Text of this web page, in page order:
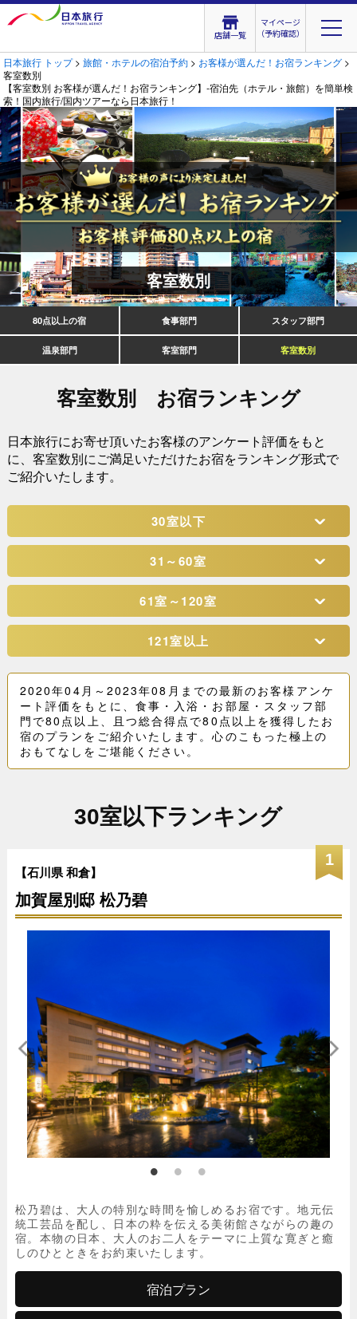
店舗一覧
マイページ
（予約確認）
日本旅行 トップ>旅館・ホテルの宿泊予約 > お客様が選んだ！お宿ランキング >
客室数別
【客室数別 お客様が選んだ！お宿ランキング】‐宿泊先（ホテル・旅館）を簡単検
索！国内旅行/国内ツアーなら日本旅行！
客室数別
80点以上の宿 食事部門 スタッフ部門
温泉部門 客室部門 客室数別
客室数別 お宿ランキング
日本旅行にお寄せ頂いたお客様のアンケート評価をもと
に、 客室数別にご満足いただけたお宿をランキング形式で
ご紹介いたします。
30室以下
31～60室
61室～120室
121室以上
2020年04月～2023年08月までの最新のお客様アンケ
ート評価をもとに、食事・入浴・お部屋・スタッフ部
門で80点以上、且つ総合得点で80点以上を獲得したお
宿のプランをご紹介いたします。心のこもった極上の
おもてなしをご堪能ください。
30室以下ランキング
1
【石川県 和倉】
加賀屋別邸 松乃碧
松乃碧は、大人の特別な時間を愉しめるお宿です。地元伝
統工芸品を配し、日本の粋を伝える美術館さながらの趣の
宿。本物の日本、大人のお二人をテーマに上質な寛ぎと癒
しのひとときをお約束いたします。
宿泊プラン